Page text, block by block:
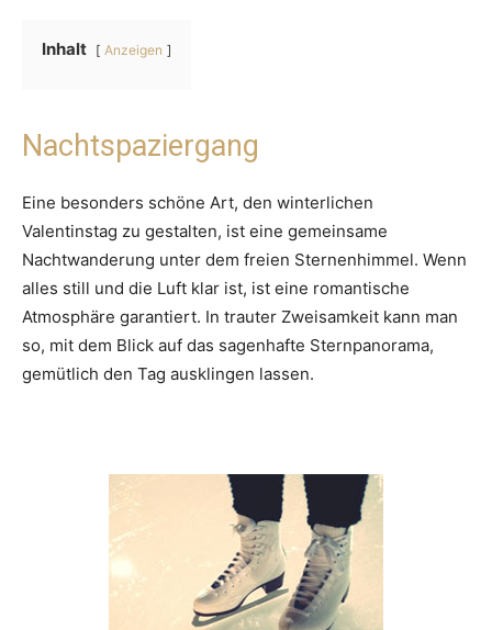
Inhalt Anzeigen
Nachtspaziergang
Eine besonders schöne Art, den winterlichen
Valentinstag zu gestalten, ist eine gemeinsame
Nachtwanderung unter dem freien Sternenhimmel. Wenn
alles still und die Luft klar ist, ist eine romantische
Atmosphäre garantiert. In trauter Zweisamkeit kann man
so, mit dem Blick auf das sagenhafte Sternpanorama,
gemütlich den Tag ausklingen lassen.